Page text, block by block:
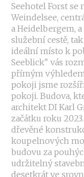
Seehotel Forst
Weindelsee,
a Heidelbergem,
služební cestě,
ideální místo k
Seeblick" vás
přímým
pokoji jsme
pokoji. Budova,
architekt DI Karl
začátku roku
dřevěné
koupelnových
budovu za
udržitelný
desetkrát ve